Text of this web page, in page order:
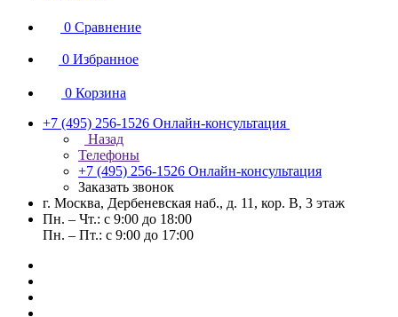
0 Сравнение
0 Избранное
0 Корзина
+7 (495) 256-1526 Онлайн-консультация
Назад
Телефоны
+7 (495) 256-1526 Онлайн-консультация
Заказать звонок
г. Москва, Дербеневская наб., д. 11, кор. В, 3 этаж
Пн. – Чт.: с 9:00 до 18:00
Пн. – Пт.: с 9:00 до 17:00